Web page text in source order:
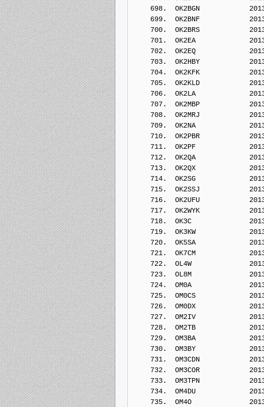
698.  OK2BGN
699.  OK2BNF
700.  OK2BRS
701.  OK2EA
702.  OK2EQ
703.  OK2HBY
704.  OK2KFK
705.  OK2KLD
706.  OK2LA
707.  OK2MBP
708.  OK2MRJ
709.  OK2NA
710.  OK2PBR
711.  OK2PF
712.  OK2QA
713.  OK2QX
714.  OK2SG
715.  OK2SSJ
716.  OK2UFU
717.  OK2WYK
718.  OK3C
719.  OK3KW
720.  OK5SA
721.  OK7CM
722.  OL4W
723.  OL8M
724.  OM0A
725.  OM0CS
726.  OM0DX
727.  OM2IV
728.  OM2TB
729.  OM3BA
730.  OM3BY
731.  OM3CDN
732.  OM3COR
733.  OM3TPN
734.  OM4DU
735.  OM4O